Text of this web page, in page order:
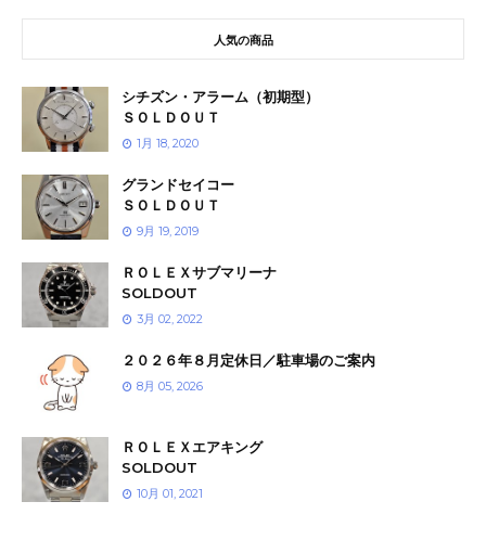
人気の商品
シチズン・アラーム（初期型）
ＳＯＬＤＯＵＴ
1月 18, 2020
グランドセイコー
ＳＯＬＤＯＵＴ
9月 19, 2019
ＲＯＬＥＸサブマリーナ
SOLDOUT
3月 02, 2022
２０２６年８月定休日／駐車場のご案内
8月 05, 2026
ＲＯＬＥＸエアキング
SOLDOUT
10月 01, 2021